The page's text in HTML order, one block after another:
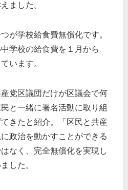
ました。
が学校給食費無償化です。
学校の給食費を１月から
います。
党区議団だけが区議会で何
と一緒に署名活動に取り組
きたと紹介。「区民と共産
政治を動かすことができる
なく、完全無償化を実現し
した。